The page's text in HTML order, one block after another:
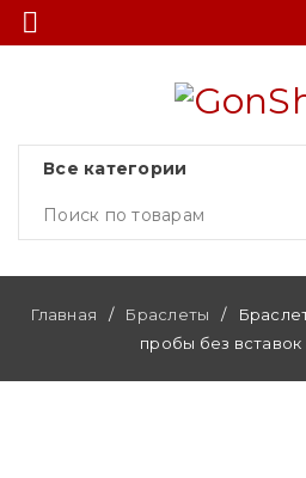
Главная / Браслеты /
пробы без вставок